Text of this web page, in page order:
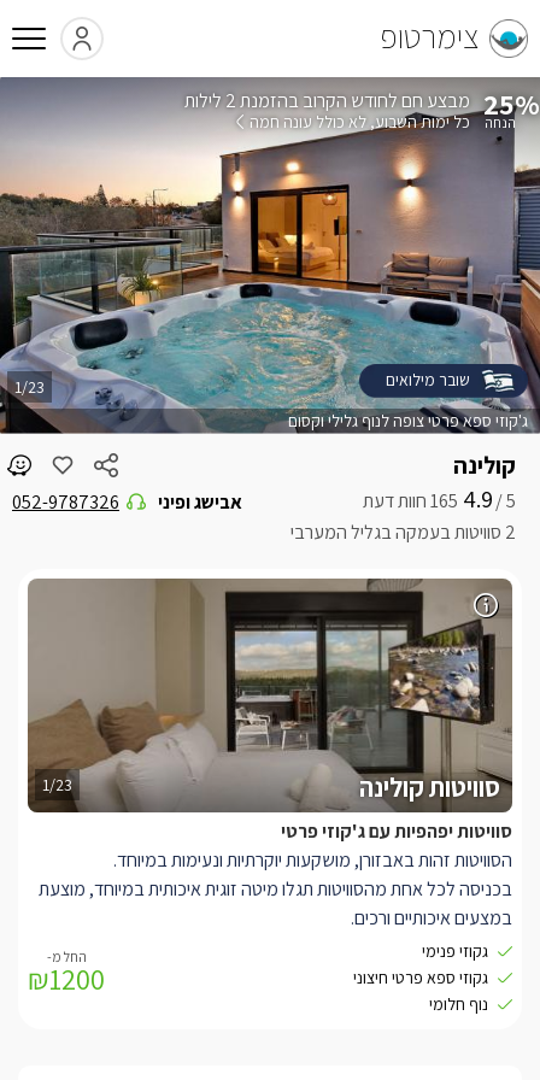
צימרטופ
קולינה
5 /
4.9
2 סוויטות בעמקה בגליל המערבי
אבישג ופיני 052-9787326
ג'קוזי ספא פרטי צופה לנוף גלילי וקסום
1/23
25% בהזמנת 2 לילות
כל ימות השבוע לא כולל עונה חמה
שובר מילואים
1/23 סוויטות קולינה
סוויטות יפהפיות עם ג'קוזי פרטי
הסוויטות זהות באבזורן, מושקעות יוקרתיות ונעימות במיוחד.
בכניסה לכל אחת מהסוויטות תגלו מיטה זוגית איכותית במיוחד, מוצעת
במצעים איכותיים ורכים.
לצידה שידות בגוונים בהירים, עם ארונות לאחסון החפצים האישיים
שלכם. שם גם תוכלו להדליק נורות קריאה.
אל מול המיטה ניצבת טלוויזיה על עמוד מתכוונן לנוחות מירבית- אותו
גקוזי פנימי
גקוזי ספא פרטי חיצוני
נוף חלומי
₪1200